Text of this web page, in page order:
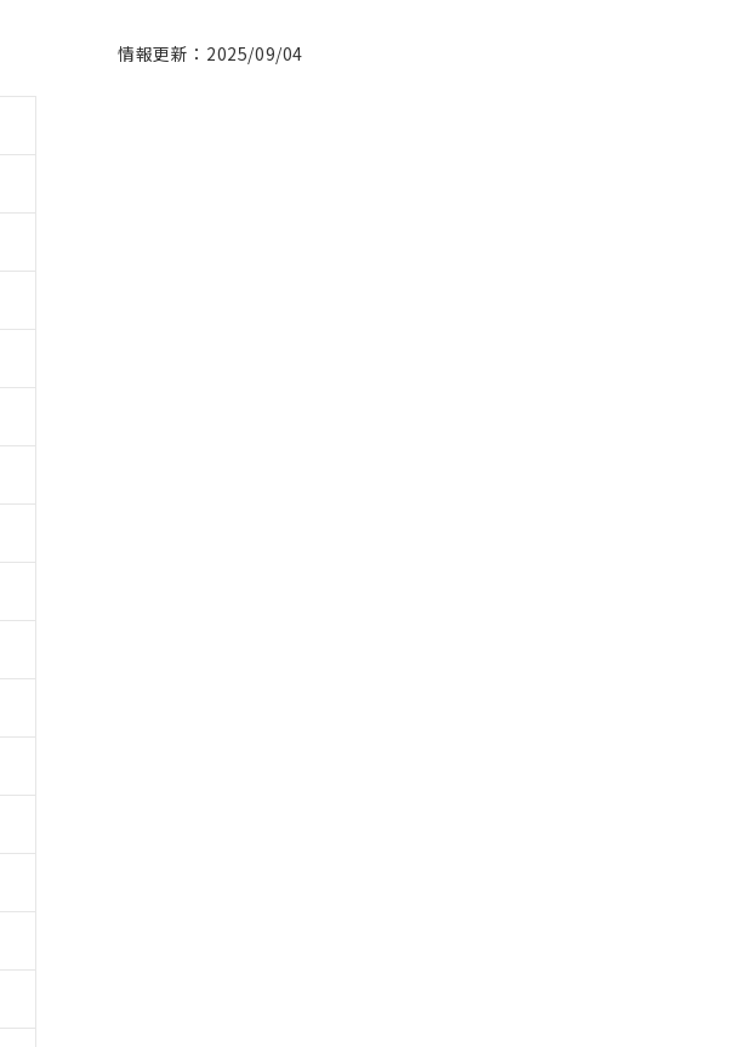
情報更新：2025/09/04
提供可能な商品です。
り替える予定のある商品です。
で、対応品を出す予定はありません。
査中または確認中の商品です。